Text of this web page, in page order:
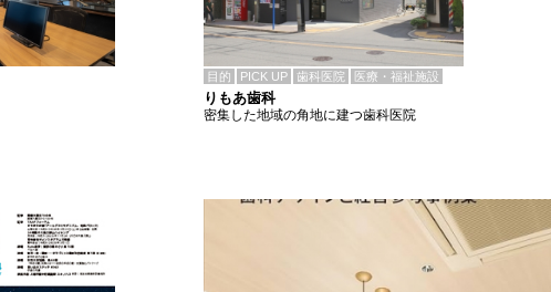
目的 PICK UP 歯科医院 医療・福祉施設
りもあ歯科
密集した地域の角地に建つ歯科医院